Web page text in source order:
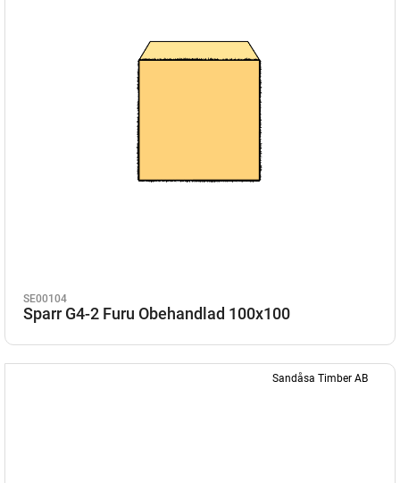
SE00104
Sparr G4-2 Furu Obehandlad 100x100
Sandåsa Timber AB